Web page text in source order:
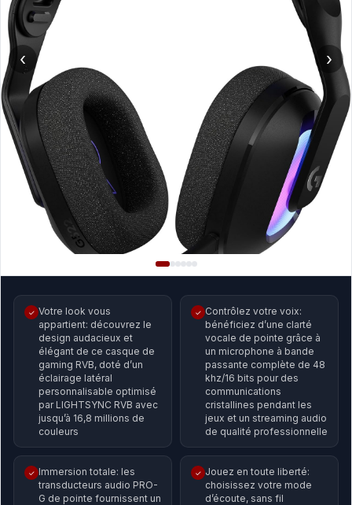
‹ ›
✓ Votre look vous
appartient: découvrez le
design audacieux et
élégant de ce casque de
gaming RVB, doté d’un
éclairage latéral
personnalisable optimisé
par LIGHTSYNC RVB avec
jusqu’à 16,8 millions de
couleurs
✓ Contrôlez votre voix:
bénéficiez d’une clarté
vocale de pointe grâce à
un microphone à bande
passante complète de 48
khz/16 bits pour des
communications
cristallines pendant les
jeux et un streaming audio
de qualité professionnelle
✓ Immersion totale: les
transducteurs audio PRO-
G de pointe fournissent un
✓ Jouez en toute liberté:
choisissez votre mode
d’écoute, sans fil